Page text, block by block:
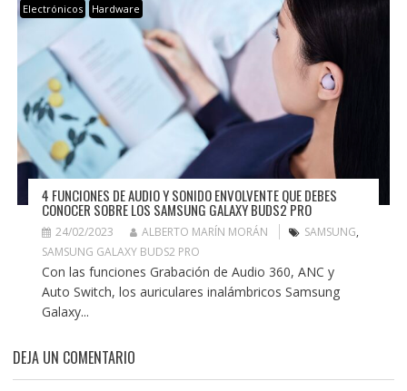
Electrónicos Hardware
4 FUNCIONES DE AUDIO Y SONIDO ENVOLVENTE QUE DEBES
CONOCER SOBRE LOS SAMSUNG GALAXY BUDS2 PRO
24/02/2023 ALBERTO MARÍN MORÁN SAMSUNG,
SAMSUNG GALAXY BUDS2 PRO
Con las funciones Grabación de Audio 360, ANC y
Auto Switch, los auriculares inalámbricos Samsung
Galaxy...
DEJA UN COMENTARIO